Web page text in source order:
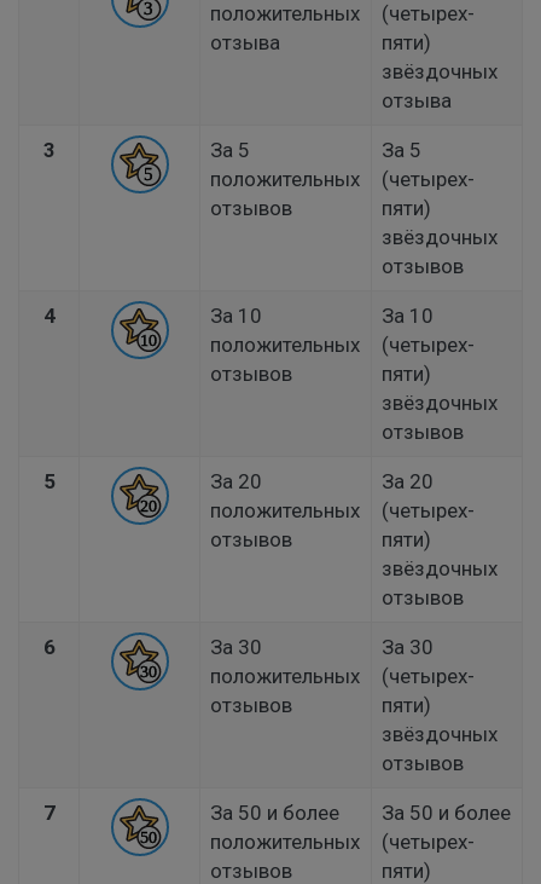
положительных
отзыва
(четырех-
пяти)
звёздочных
отзыва
3
За 5
положительных
отзывов
За 5
(четырех-
пяти)
звёздочных
отзывов
4
За 10
положительных
отзывов
За 10
(четырех-
пяти)
звёздочных
отзывов
5
За 20
положительных
отзывов
За 20
(четырех-
пяти)
звёздочных
отзывов
6
За 30
положительных
отзывов
За 30
(четырех-
пяти)
звёздочных
отзывов
7
За 50 и более
положительных
отзывов
За 50 и более
(четырех-
пяти)